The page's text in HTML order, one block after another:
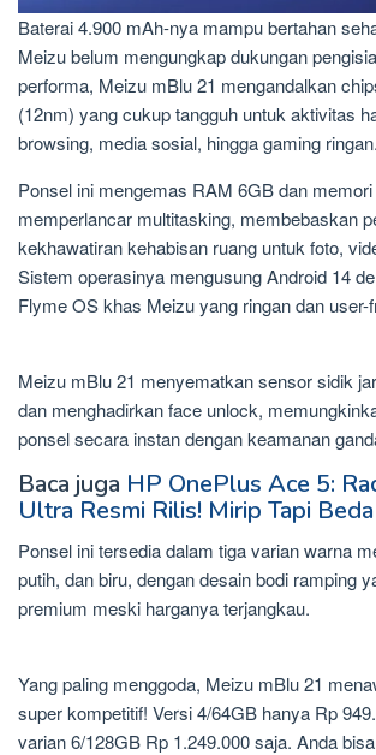
Baterai 4.900 mAh-nya mampu bertahan
Meizu belum mengungkap dukungan
performa, Meizu mBlu 21 mengandalkan
(12nm) yang cukup tangguh untuk aktivitas
browsing, media sosial, hingga gaming ringan.
Ponsel ini mengemas RAM 6GB dan
memperlancar multitasking, membebaskan
kekhawatiran kehabisan ruang untuk foto,
Sistem operasinya mengusung Android 14
Flyme OS khas Meizu yang ringan dan user-
Meizu mBlu 21 menyematkan sensor sidik
dan menghadirkan face unlock,
ponsel secara instan dengan keamanan
Baca juga HP OnePlus Ace 5:
Ultra Resmi Rilis! Mirip Tapi
Ponsel ini tersedia dalam tiga varian warna
putih, dan biru, dengan desain bodi ramping
premium meski harganya terjangkau.
Yang paling menggoda, Meizu mBlu 21
super kompetitif! Versi 4/64GB hanya Rp
varian 6/128GB Rp 1.249.000 saja. Anda